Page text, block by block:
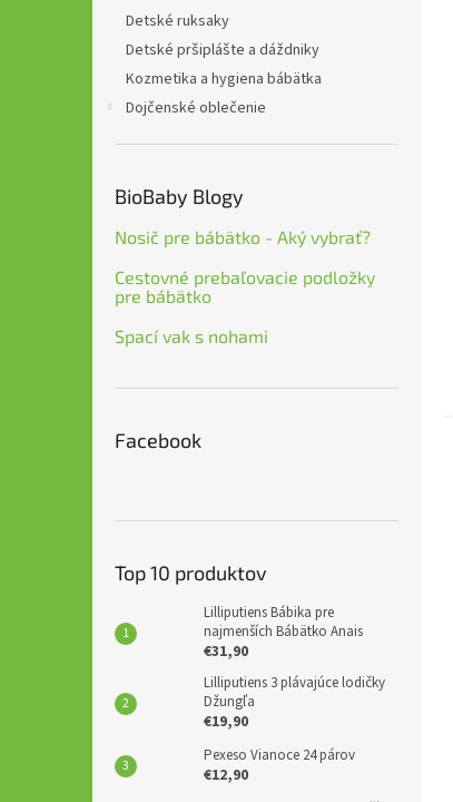
Detské ruksaky
Detské pršiplášte a dáždniky
Kozmetika a hygiena bábätka
Dojčenské oblečenie
BioBaby Blogy
Nosič pre bábätko - Aký vybrať?
Cestovné prebaľovacie podložky
pre bábätko
Spací vak s nohami
Facebook
Top 10 produktov
Lilliputiens Bábika pre
najmenších Bábätko Anais
€31,90
Lilliputiens 3 plávajúce lodičky
Džungľa
€19,90
Pexeso Vianoce 24 párov
€12,90